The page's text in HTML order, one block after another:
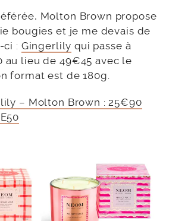
Molton Brown propose
bougies et je me devais de
ci : Gingerlily qui passe à
au lieu de 49€45 avec le
format est de 180g.
– Molton Brown : 25€90